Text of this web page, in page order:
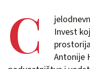
C
Invest
Antonije